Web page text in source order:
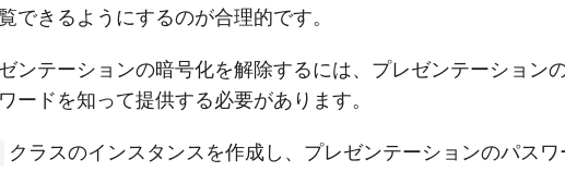
できるようにするのが合理的です。
ンテーションの暗号化を解除するには、プレゼンテーション
ードを知って提供する必要があります。
クラスのインスタンスを作成し、プレゼンテーションのパスワ